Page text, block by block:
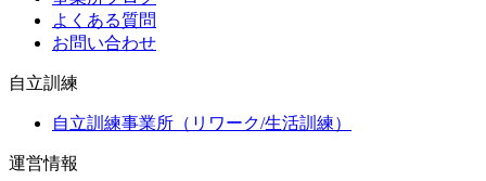
よくある質問
お問い合わせ
自立訓練
自立訓練事業所（リワーク/生活訓練）
運営情報